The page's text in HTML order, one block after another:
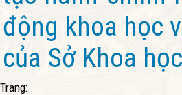
động khoa học
của Sở Khoa
Trang: